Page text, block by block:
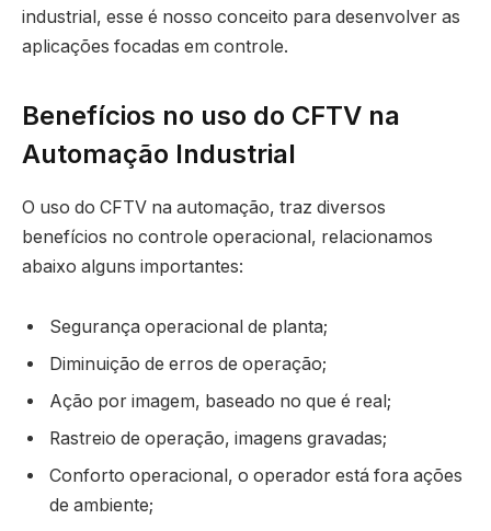
industrial, esse é nosso conceito para desenvolver as
aplicações focadas em controle.
Benefícios no uso do CFTV na
Automação Industrial
O uso do CFTV na automação, traz diversos
benefícios no controle operacional, relacionamos
abaixo alguns importantes:
Segurança operacional de planta;
Diminuição de erros de operação;
Ação por imagem, baseado no que é real;
Rastreio de operação, imagens gravadas;
Conforto operacional, o operador está fora ações
de ambiente;